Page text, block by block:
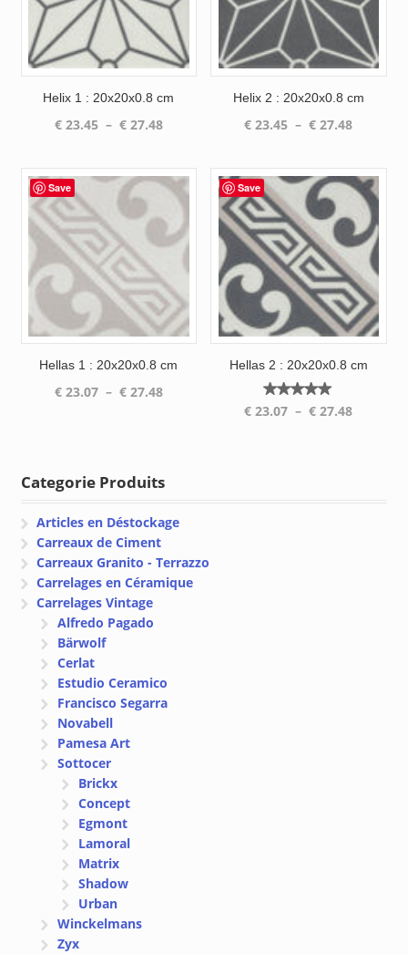
Helix 1 : 20x20x0.8 cm
€23.45 – €27.48Plage
€ 23.45
€ 27.48
Helix 2 : 20x20x0.8 cm
€ 23.45 – € 27.48Plage
€ 23.45
€ 27.48
Save
Hellas 1 : 20x20x0.8 cm
€23.07 – €27.48Plage
€ 27.48
Save
Hellas 2 : 20x20x0.8 cm
Note
5.00
€ 23.07 – € 27.48Plage
Categorie Produits
Articles en Déstockage
Carreaux de Ciment
Carreaux Granito - Terrazzo
Carrelages en Céramique
Carrelages Vintage
Alfredo Pagado
Bärwolf
Cerlat
Estudio Ceramico
Francisco Segarra
Novabell
Pamesa Art
Sottocer
Brickx
Concept
Egmont
Lamoral
Matrix
Shadow
Urban
Winckelmans
Zyx